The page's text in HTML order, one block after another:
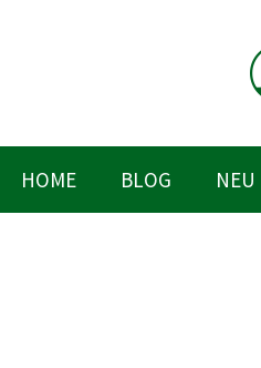
HOME BLOG NEU